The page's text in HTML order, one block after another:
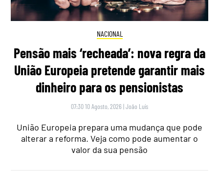
NACIONAL
Pensão mais ‘recheada’: nova regra da
União Europeia pretende garantir mais
dinheiro para os pensionistas
07:30 10 Agosto, 2026 |João Luís
União Europeia prepara uma mudança que pode
alterar a reforma. Veja como pode aumentar o
valor da sua pensão